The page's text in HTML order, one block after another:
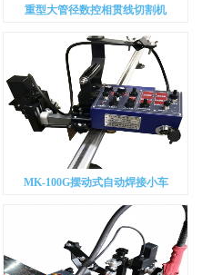
重型大管径数控相贯线切割机
MK-100G摆动式自动焊接小车